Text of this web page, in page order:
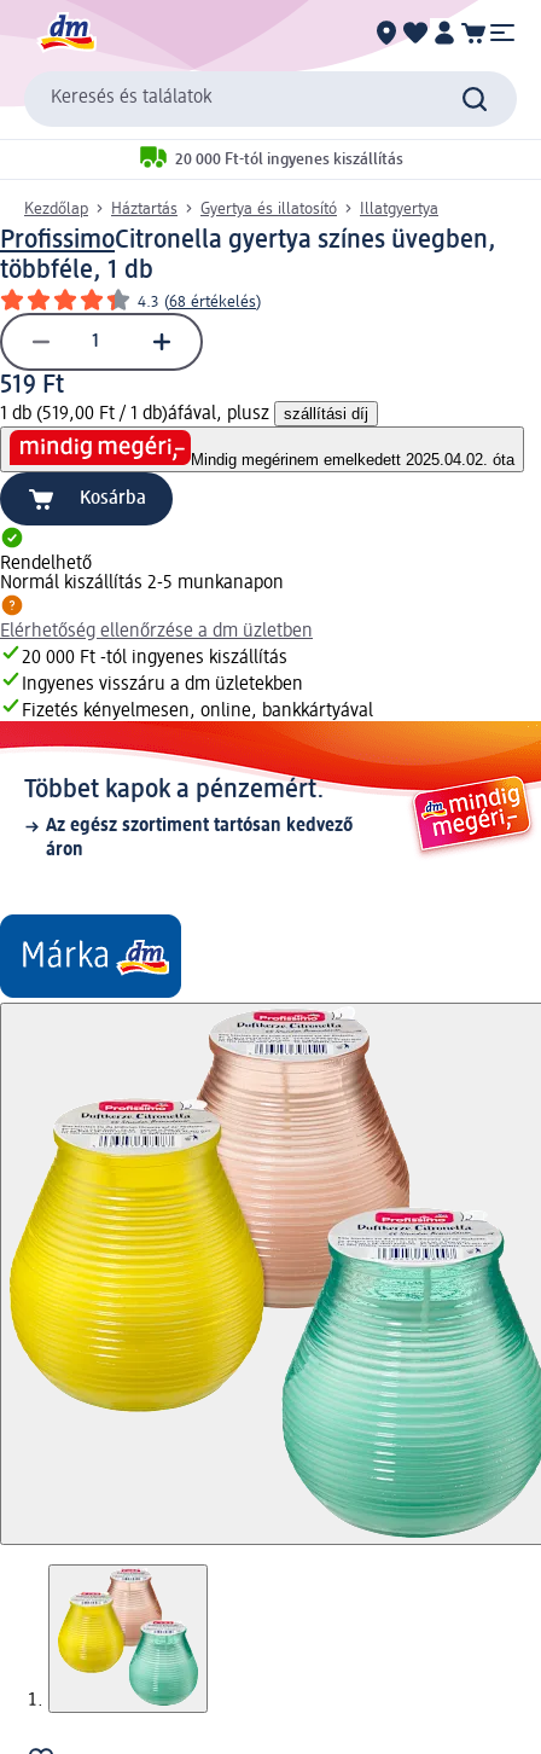
Keresés és találatok
20 000 Ft-tól ingyenes kiszállítás
Kezdőlap Háztartás Gyertya és illatosító Illatgyertya
ProfissimoCitronella gyertya színes üvegben,
többféle, 1 db
4.3 (68 értékelés)
519 Ft
1 db (519,00 Ft / 1 db)áfával, plusz szállítási díj
Mindig megérinem emelkedett 2025.04.02. óta
Kosárba
Rendelhető
Normál kiszállítás 2-5 munkanapon
Elérhetőség ellenőrzése a dm üzletben
20 000 Ft -tól ingyenes kiszállítás
Ingyenes visszáru a dm üzletekben
Fizetés kényelmesen, online, bankkártyával
Többet kapok a pénzemért.
Az egész szortiment tartósan kedvező
áron